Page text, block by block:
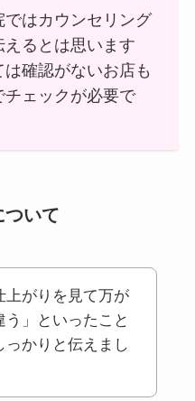
はカウンセリング
るとは思います
確認がないお店も
ェックが必要で
ついて
上がりを見て万が
」といったこと
っかりと伝えまし